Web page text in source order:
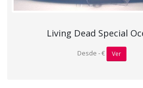
Living Dead Special
Desde - € Ver